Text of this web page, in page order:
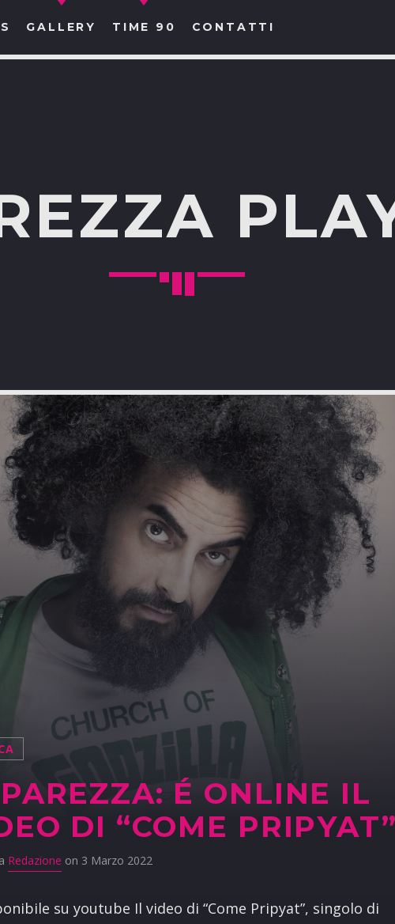
GALLERY TIME 90 CONTATTI
É ONLINE IL
DI “COME PRIPYAT”
Redazione on 3 Marzo 2022
su youtube Il video di “Come Pripyat”, singolo di